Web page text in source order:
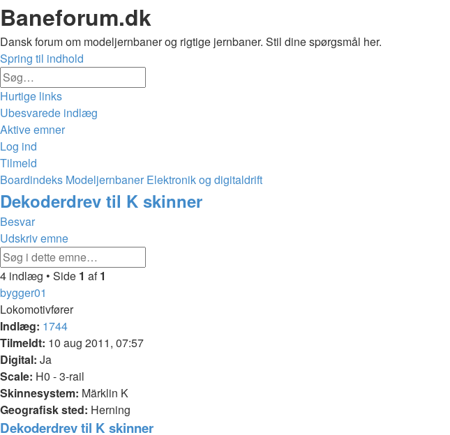
Baneforum.dk
Dansk forum om modeljernbaner og rigtige jernbaner. Stil dine spørgsmål her.
Spring til indhold
Hurtige links
Ubesvarede indlæg
Aktive emner
Log ind
Tilmeld
Boardindeks Modeljernbaner Elektronik og digitaldrift
Søg
Dekoderdrev til K skinner
Besvar
Udskriv emne
4 indlæg • Side 1 af1
bygger01
Lokomotivfører
Indlæg: 1744
Tilmeldt: 10 aug 2011, 07:57
Digital: Ja
Scale: H0 - 3-rail
Skinnesystem: Märklin K
Geografisk sted: Herning
Dekoderdrev til K skinner